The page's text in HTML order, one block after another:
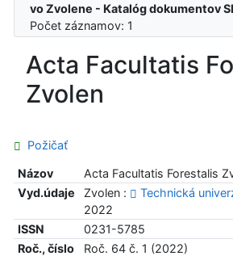
vo Zvolene - Katalóg dokumentov
Počet záznamov: 1
Acta Facultatis
Zvolen
Požičať
Názov
Acta Facultatis Forestalis
Vyd.údaje
Zvolen : Technická
2022
ISSN
0231-5785
Roč., číslo
Roč. 64 č. 1 (2022)